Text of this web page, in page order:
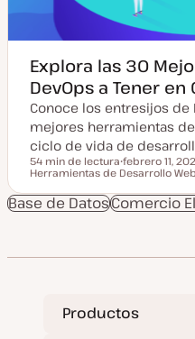
Explora las 30
DevOps a Tener
Conoce los entresijos
mejores herramientas
ciclo de vida de
Tiempo de lectura
54 min de lectura
F
c
h
t
z
febrero 11,
Herramientas de Desarrollo Web
Base de DatosComercio
Productos